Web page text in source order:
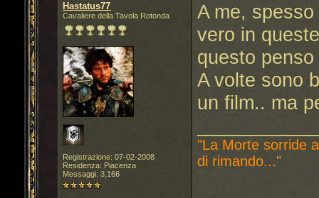
Hastatus77
Cavaliere della Tavola Rotonda
Registrazione: 07-02-2008
Residenza: Piacenza
Messaggi: 3,166
A me,
vero in
questo
A volte sono
un film.. ma
"La Morte sorride
di rimando..."